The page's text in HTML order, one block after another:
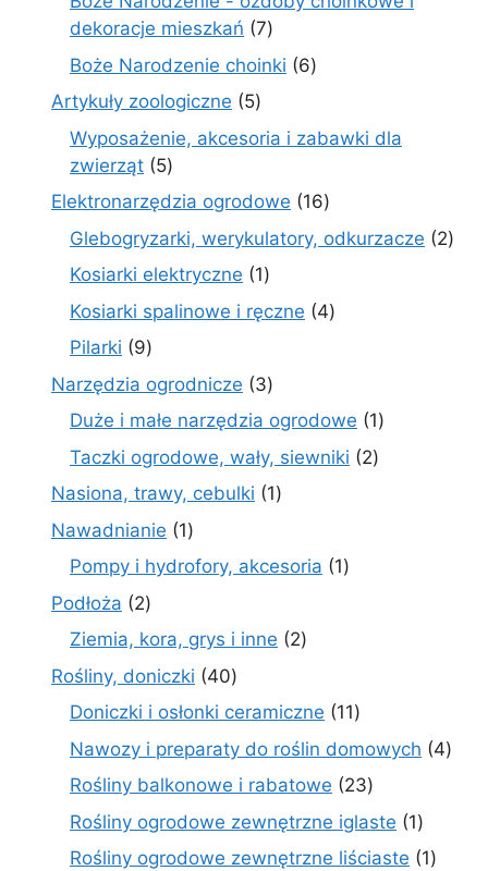
dekoracje mieszkań 77
produktów
Boże Narodzenie choinki 66
Artykuły zoologiczne 55
produktów
Wyposażenie, akcesoria i zabawki dla
zwierząt 55
produktów
Elektronarzędzia ogrodowe 1616
produktów
Glebogryzarki, werykulatory, odkurzacze 22
Kosiarki elektryczne 11
produkt
Kosiarki spalinowe i ręczne 44
Pilarki 99
produktów
Narzędzia ogrodnicze 33
produkty
Duże i małe narzędzia ogrodowe 11
Taczki ogrodowe, wały, siewniki 22
Nasiona, trawy, cebulki 11
Nawadnianie 11
produkt
Pompy i hydrofory, akcesoria 11
Podłoża 22
Ziemia, kora, grys i inne 22
Rośliny, doniczki 4040
produktów
Doniczki i osłonki ceramiczne 1111
produktów
Nawozy i preparaty do roślin domowych 44
Rośliny balkonowe i rabatowe 2323
produkty
Rośliny ogrodowe zewnętrzne iglaste 11
produkt
Rośliny ogrodowe zewnętrzne liściaste 11